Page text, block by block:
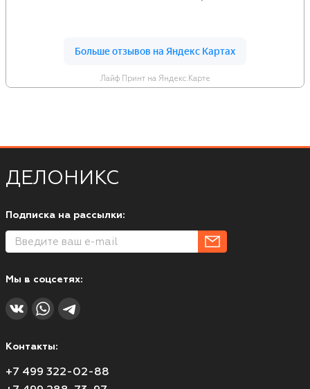
Лайф Принт на Яндекс.Карте
ДЕЛОНИКС
Подписка на рассылки:
Мы в соцсетях:
Контакты:
+7 499 322-02-88